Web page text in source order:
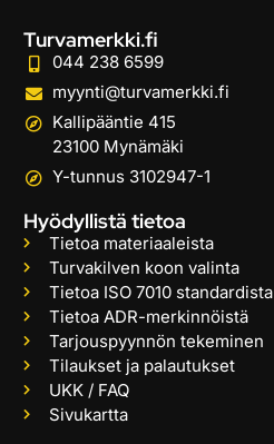
Turvamerkki.fi
044 238 6599
myynti@turvamerkki.fi
Kallipääntie 415
23100 Mynämäki
Y-tunnus 3102947-1
Hyödyllistä tietoa
Tietoa materiaaleista
Turvakilven koon valinta
Tietoa ISO 7010 standardista
Tietoa ADR-merkinnöistä
Tarjouspyynnön tekeminen
Tilaukset ja palautukset
UKK / FAQ
Sivukartta